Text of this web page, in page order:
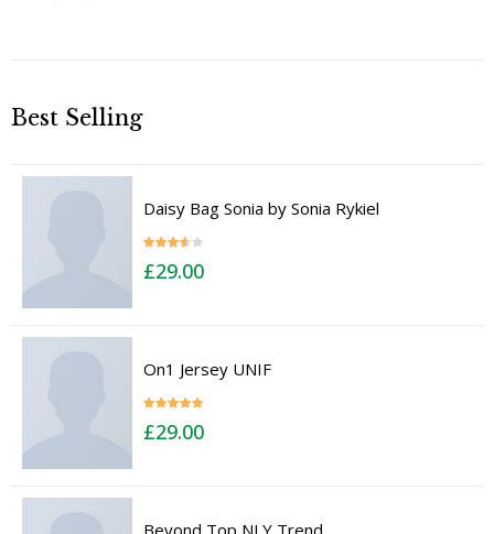
Best Selling
Daisy Bag Sonia by Sonia Rykiel
3.50out
£29.00
On1 Jersey UNIF
out of 5
£29.00
Beyond Top NLY Trend